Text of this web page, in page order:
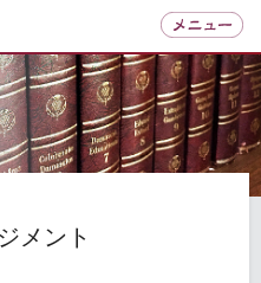
メント